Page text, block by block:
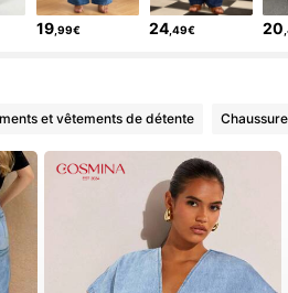
19,99€ 24 ,49€ 20
et vêtements de détente